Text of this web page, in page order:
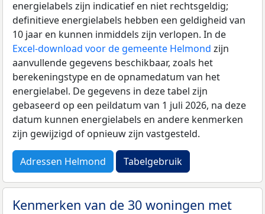
energielabels zijn indicatief en niet rechtsgeldig;
definitieve energielabels hebben een geldigheid van
10 jaar en kunnen inmiddels zijn verlopen. In de
Excel-download voor de gemeente Helmond zijn
aanvullende gegevens beschikbaar, zoals het
berekeningstype en de opnamedatum van het
energielabel. De gegevens in deze tabel zijn
gebaseerd op een peildatum van 1 juli 2026, na deze
datum kunnen energielabels en andere kenmerken
zijn gewijzigd of opnieuw zijn vastgesteld.
Adressen Helmond Tabelgebruik
Kenmerken van de 30 woningen met